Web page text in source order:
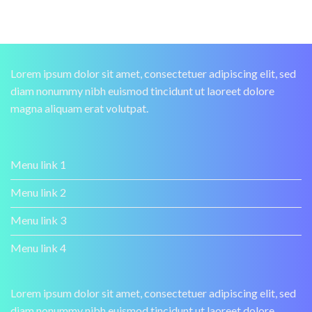
Lorem ipsum dolor sit amet, consectetuer adipiscing elit, sed
diam nonummy nibh euismod tincidunt ut laoreet dolore
magna aliquam erat volutpat.
Menu link 1
Menu link 2
Menu link 3
Menu link 4
Lorem ipsum dolor sit amet, consectetuer adipiscing elit, sed